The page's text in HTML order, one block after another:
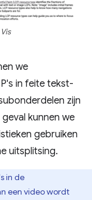
we
in feite tekst-
zijn
kunnen we
gebruiken
uitsplitsing.
in de
een video wordt